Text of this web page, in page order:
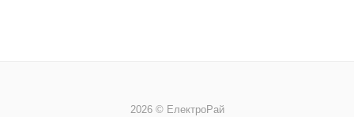
2026 © ЕлектроРай